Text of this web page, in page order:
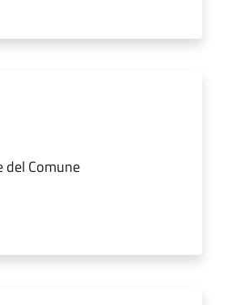
del Comune